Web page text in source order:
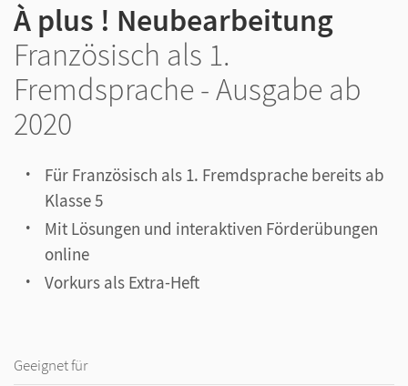
À plus ! Neubearbeitung
Französisch als 1.
Fremdsprache - Ausgabe ab
2020
Für Französisch als 1. Fremdsprache bereits ab
Klasse 5
Mit Lösungen und interaktiven Förderübungen
online
Vorkurs als Extra-Heft
Geeignet für